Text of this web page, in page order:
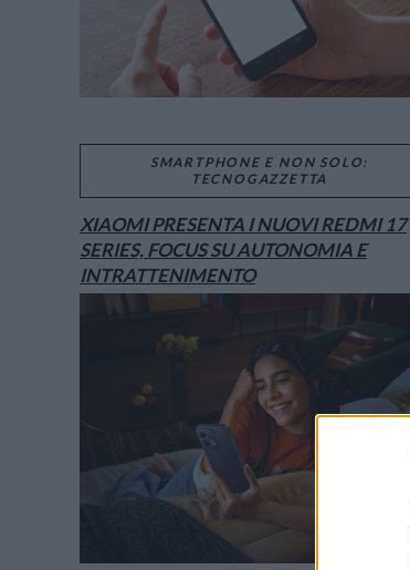
SMARTPHONE E NON SOLO:
TECNOGAZZETTA
XIAOMI PRESENTA I NUOVI REDMI 17
SERIES, FOCUS SU AUTONOMIA E
INTRATTENIMENTO